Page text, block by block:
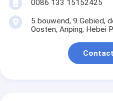
0086 133 15152425
5 bouwend, 9 Gebied,
Oosten, Anping, Hebei